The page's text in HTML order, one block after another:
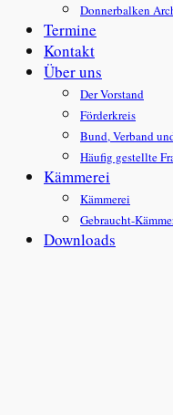
Donnerbalken
Termine
Kontakt
Über uns
Der Vorstand
Förderkreis
Bund, Verband
Häufig gestellte
Kämmerei
Kämmerei
Gebraucht-
Downloads